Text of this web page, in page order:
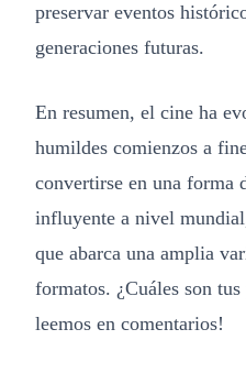
preservar eventos
generaciones futuras.
En resumen, el cine ha
humildes comienzos a
convertirse en una forma
influyente a nivel
que abarca una amplia
formatos. ¿Cuáles son
leemos en comentarios!